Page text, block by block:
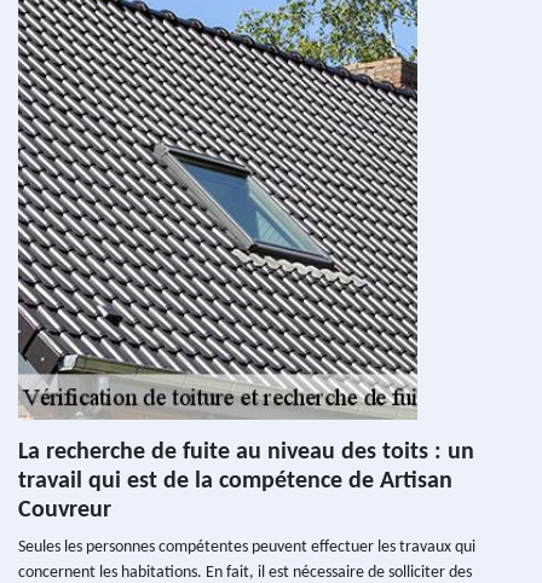
La recherche de fuite au niveau des toits : un
travail qui est de la compétence de Artisan
Couvreur
Seules les personnes compétentes peuvent effectuer les travaux qui
concernent les habitations. En fait, il est nécessaire de solliciter des